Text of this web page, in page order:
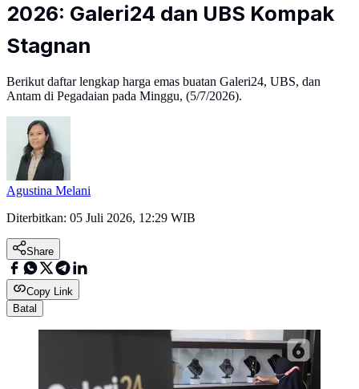
2026: Galeri24 dan UBS Kompak
Stagnan
Berikut daftar lengkap harga emas buatan Galeri24, UBS, dan
Antam di Pegadaian pada Minggu, (5/7/2026).
Agustina Melani
Diterbitkan: 05 Juli 2026, 12:29 WIB
Share
Copy Link
Batal